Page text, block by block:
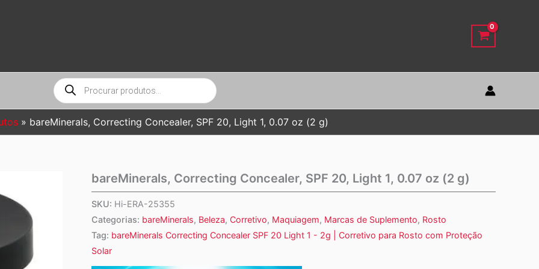
Pesquisar
produtos
bareMinerals, Correcting Concealer, SPF 20, Light 1, 0.07 oz (2 g)
bareMinerals, Correcting Concealer, SPF 20, Light 1, 0.07 oz (2 g)
SKU: Hi-ERA-25355
Categorias: bareMinerals, Beleza, Corretivo, Maquiagem, Marcas de Suplemento, Rosto
Tag: bareMinerals Correcting Concealer SPF 20 Light 1 - 2g | Corretivo para Rosto com Proteção
Solar